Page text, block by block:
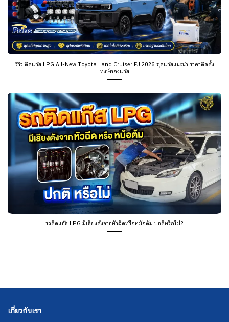
รีวิว ติดแก๊ส LPG All-New Toyota Land Cruiser FJ 2026 ชุดแก๊สแนะนำ ราคาติดตั้ง
หงษ์ทองแก๊ส
รถติดแก๊ส LPG มีเสียงดังจากหัวฉีดหรือหม้อต้ม ปกติหรือไม่?
เกี่ยวกับเรา